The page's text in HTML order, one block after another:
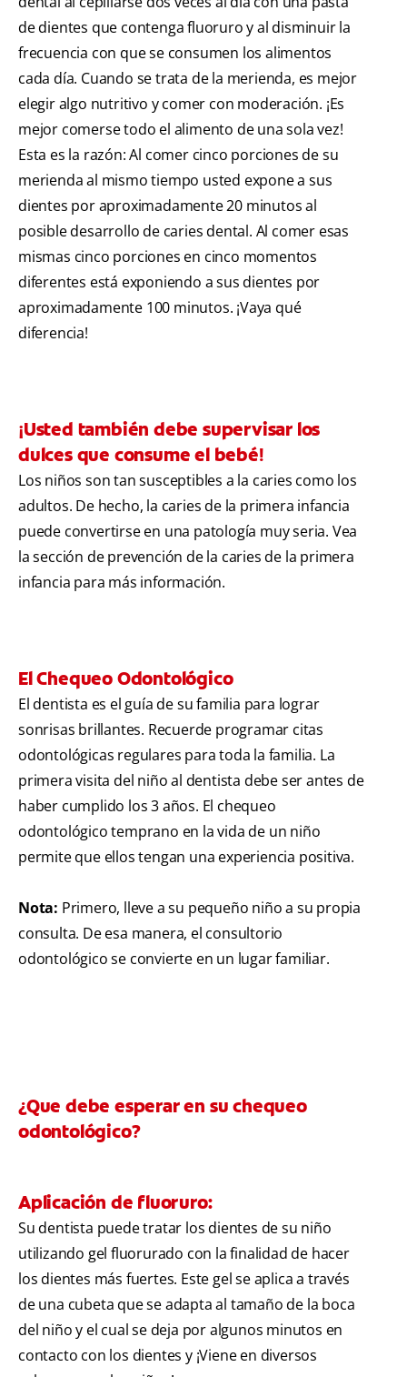
de dientes que contenga fluoruro y al disminuir la
frecuencia con que se consumen los alimentos
cada día. Cuando se trata de la merienda, es mejor
elegir algo nutritivo y comer con moderación. ¡Es
mejor comerse todo el alimento de una sola vez!
Esta es la razón: Al comer cinco porciones de su
merienda al mismo tiempo usted expone a sus
dientes por aproximadamente 20 minutos al
posible desarrollo de caries dental. Al comer esas
mismas cinco porciones en cinco momentos
diferentes está exponiendo a sus dientes por
aproximadamente 100 minutos. ¡Vaya qué
diferencia!
¡Usted también debe supervisar los
dulces que consume el bebé!
Los niños son tan susceptibles a la caries como los
adultos. De hecho, la caries de la primera infancia
puede convertirse en una patología muy seria. Vea
la sección de prevención de la caries de la primera
infancia para más información.
El Chequeo Odontológico
El dentista es el guía de su familia para lograr
sonrisas brillantes. Recuerde programar citas
odontológicas regulares para toda la familia. La
primera visita del niño al dentista debe ser antes de
haber cumplido los 3 años. El chequeo
odontológico temprano en la vida de un niño
permite que ellos tengan una experiencia positiva.
Nota: Primero, lleve a su pequeño niño a su propia
consulta. De esa manera, el consultorio
odontológico se convierte en un lugar familiar.
¿Que debe esperar en su chequeo
odontológico?
Aplicación de fluoruro:
Su dentista puede tratar los dientes de su niño
utilizando gel fluorurado con la finalidad de hacer
los dientes más fuertes. Este gel se aplica a través
de una cubeta que se adapta al tamaño de la boca
del niño y el cual se deja por algunos minutos en
contacto con los dientes y ¡Viene en diversos